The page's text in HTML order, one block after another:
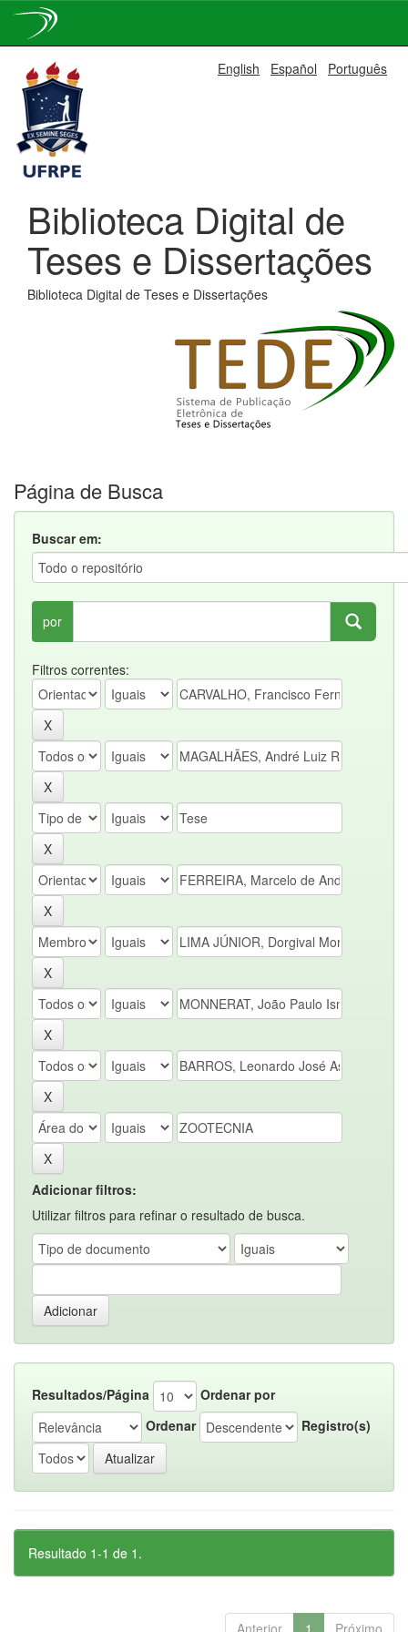
navigation
English Español Português
Biblioteca Digital de
Teses e Dissertações
Biblioteca Digital de Teses e Dissertações
Página de Busca
Buscar em:
por
Filtros correntes:
Adicionar filtros:
Utilizar filtros para refinar o resultado de busca.
Resultados/Página
Ordenar por
Ordenar
Registro(s)
Resultado 1-1 de 1.
Anterior 1 Próximo